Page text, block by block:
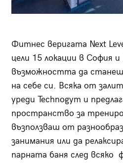
Фитнес веригата Next
цели 15 локации в София
възможността да
на себе си. Всяка от
уреди Technogym и
пространство за
възползваш от
занимания или да
парната баня след всяко